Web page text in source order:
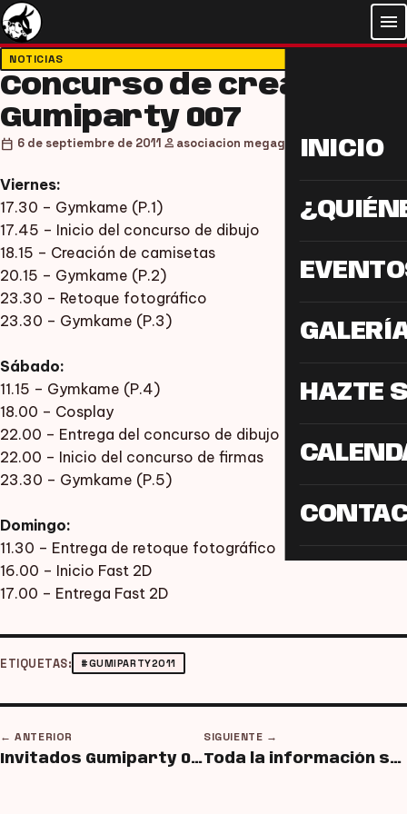
menu
INICIO
HAZTE
NOTICIAS
Concurso de creación
Gumiparty 007
calendar_today 6 de septiembre de 2011 person asociacion megagumi
Viernes:
17.30 – Gymkame (P.1)
17.45 – Inicio del concurso de dibujo
18.15 – Creación de camisetas
20.15 – Gymkame (P.2)
23.30 – Retoque fotográfico
23.30 – Gymkame (P.3)
Sábado:
11.15 – Gymkame (P.4)
18.00 – Cosplay
22.00 – Entrega del concurso de dibujo
22.00 – Inicio del concurso de firmas
23.30 – Gymkame (P.5)
Domingo:
11.30 – Entrega de retoque fotográfico
16.00 – Inicio Fast 2D
17.00 – Entrega Fast 2D
ETIQUETAS: #GUMIPARTY2011
← ANTERIOR
Invitados Gumiparty 007: Actores de doblaje
SIGUIENTE →
Toda la información sobre la Gumiparty 007